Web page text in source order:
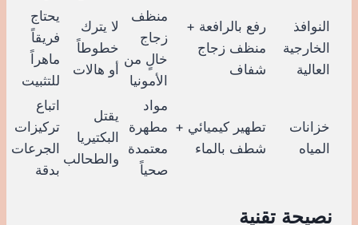
النوافذ
الخارجية
العالية
رفع بالرافعة +
منظف زجاج
شفاف
منظف
زجاج
خالٍ من
الأمونيا
لا يترك
خطوطاً
أو هالات
يحتاج
فريقاً
ماهراً
للتثبيت
خزانات
المياه
تطهير كيميائي +
شطف بالماء
مواد
مطهرة
معتمدة
صحياً
يقتل
البكتيريا
والطحالب
اتباع
تركيزات
الجرعات
بدقة
نصيحة تقنية